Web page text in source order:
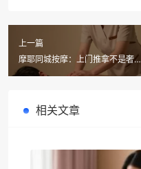
上一篇
摩耶同城按摩：上门推拿不是奢侈
品，是身体刚需！
相关文章